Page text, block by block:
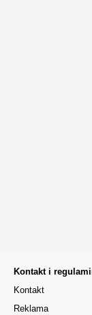
Kontakt i
Kontakt
Reklama